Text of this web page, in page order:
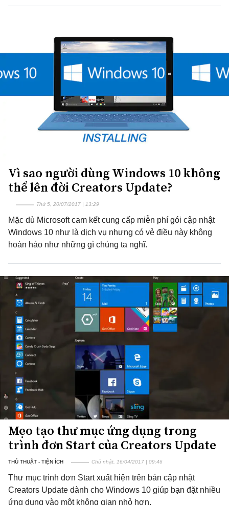
Vì sao người dùng Windows 10 không
thể lên đời Creators Update?
Thứ 5, 20/07/2017 | 13:29
Mặc dù Microsoft cam kết cung cấp miễn phí gói cập nhật
Windows 10 như là dịch vụ nhưng có vẻ điều này không
hoàn hảo như những gì chúng ta nghĩ.
Mẹo tạo thư mục ứng dụng trong
trình đơn Start của Creators Update
THỦ THUẬT - TIỆN ÍCH Chủ nhật, 16/04/2017 | 09:46
Thư mục trình đơn Start xuất hiện trên bản cập nhật
Creators Update dành cho Windows 10 giúp bạn đặt nhiều
ứng dụng vào một không gian nhỏ hơn.